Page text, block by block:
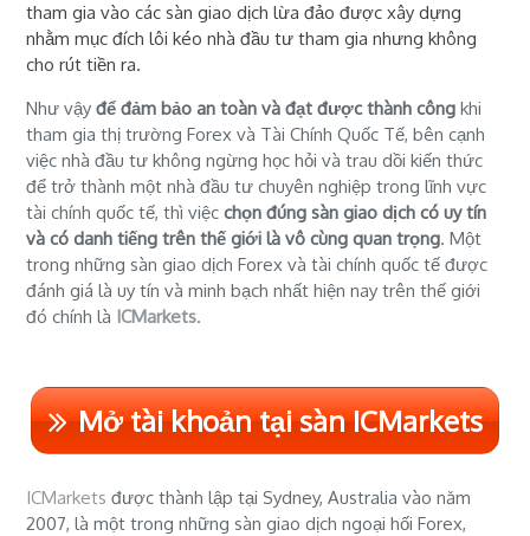
tham gia vào các sàn giao dịch lừa đảo được xây dựng
nhằm mục đích lôi kéo nhà đầu tư tham gia nhưng không
cho rút tiền ra.
Như vậyđể đảm bảo an toàn và đạt được thành công khi
tham gia thị trường Forex và Tài Chính Quốc Tế, bên cạnh
việc nhà đầu tư không ngừng học hỏi và trau dồi kiến thức
để trở thành một nhà đầu tư chuyên nghiệp trong lĩnh vực
tài chính quốc tế, thì việcchọn đúng sàn giao dịch có uy tín
và có danh tiếng trên thế giới là vô cùng quan trọng. Một
trong những sàn giao dịch Forex và tài chính quốc tế được
đánh giá là uy tín và minh bạch nhất hiện nay trên thế giới
đó chính là ICMarkets.
Mở tài khoản tại sàn ICMarkets
ICMarkets được thành lập tại Sydney, Australia vào năm
2007, là một trong những sàn giao dịch ngoại hối Forex,